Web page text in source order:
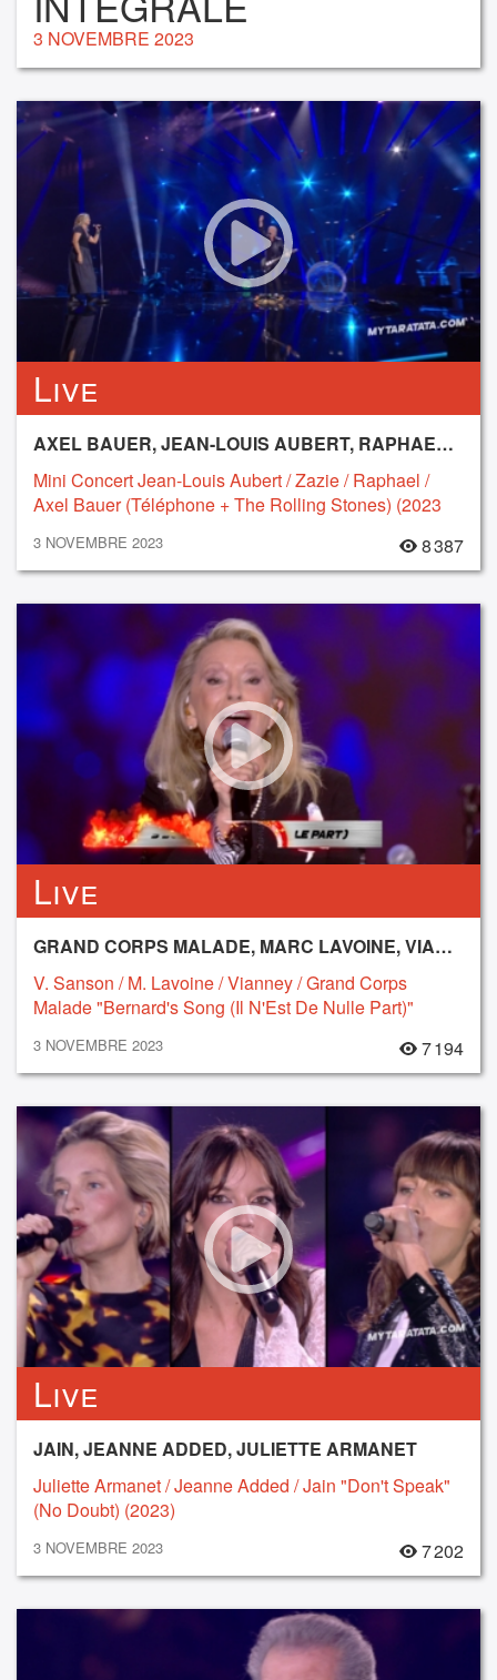
3 NOVEMBRE 2023
Live
AXEL BAUER, JEAN-LOUIS AUBERT, RAPHAEL, ZAZIE
Mini Concert Jean-Louis Aubert / Zazie / Raphael /
Axel Bauer (Téléphone + The Rolling Stones) (2023
3 NOVEMBRE 2023 8 387
Live
GRAND CORPS MALADE, MARC LAVOINE, VIANNEY, VÉRONIQUE SANSON
V. Sanson / M. Lavoine / Vianney / Grand Corps
Malade "Bernard's Song (Il N'Est De Nulle Part)"
3 NOVEMBRE 2023 7 194
Live
JAIN, JEANNE ADDED, JULIETTE ARMANET
Juliette Armanet / Jeanne Added / Jain "Don't Speak"
(No Doubt) (2023)
3 NOVEMBRE 2023 7 202